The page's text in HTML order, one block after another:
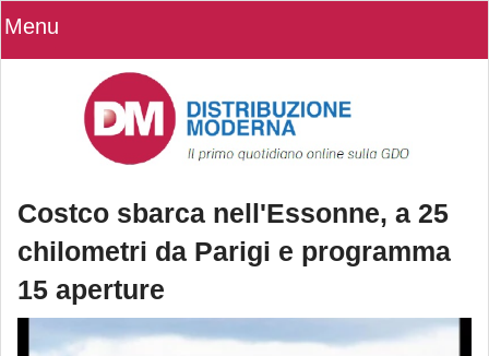
Menu
Costco sbarca nell'Essonne, a 25
chilometri da Parigi e programma
15 aperture